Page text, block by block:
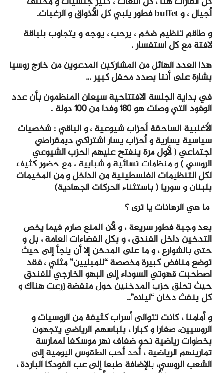
أجيال ، و buffet فطور يلبي كل الأذواق و الرغبات.
و طاقم تنظيم ضخم ، يرحب ، يوجه و يتجاوب بلباقة
لافتة مع كل استفسار .
هذا العدد الهائل من المشاركين المدعوين من خارج روسيا
بشارة على أننا بصدد محفل كبير …
في بداية الجلسة الافتتاحية سيعلن المنظمون بأن عدد
الوفود التي وصلت هو 180 وفدا من 100 دولة .
الأغلبية الساحقة أحزاب شيوعية ، و الباقي : شخصيات
سياسية يسارية و أحزاب يسار اشتراكي ديمقراطي
اجتماعي ( لأول مرة ينفتح عليهم الحزب الشيوعي
الروسي ) و منظمات نسائية و شبابية ، مع حضور كثيف
لكل التنظيمات الفلسطينية من الداخل و من المخيمات
بلبنان و سوريا ( باستثناء الحركات الجهادية)
ما هي الرهانات يا ترى ؟
بعد وجبة فطور سريعة ، و لأن المنع صارم فيما يخص
التدخين داخل الفندق ، و بكل الفضاءات العامة ، بل و
حتى بالشوارع ، و ما على المدخن إلا أن يلجأ إلى حيث
توضع منافض كبيرة مخصصة “للمبليين” مثلي ، فقد
اصطحبت قهوتي السوداء إلى البهو الخارجي للفندق
حيث تحلق حزب المدخنين حول منفضة زرعت هناك و
كل ينفث دخان “ليلاه”..
و أمامنا ، كانت تتوالى أسراب كثيفة من الروسيات و
الروسيين، صغارا و كبارا ، بلباسهم الرياضي يتجهون
بخطوات رياضية نحو ضفاف نهر موسكفا لممارسة
تمارينهم الرياضية ، أحد أحب الطقوس اليومية إلى
الشعب الروسي، بالإضافة طبعا إلى عب الفودكا الباردة ،